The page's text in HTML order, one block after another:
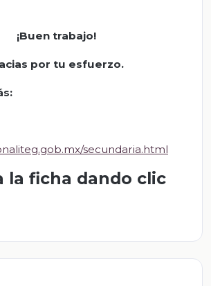
¡Buen trabajo!
por tu esfuerzo.
secundaria.html
la ficha dando clic